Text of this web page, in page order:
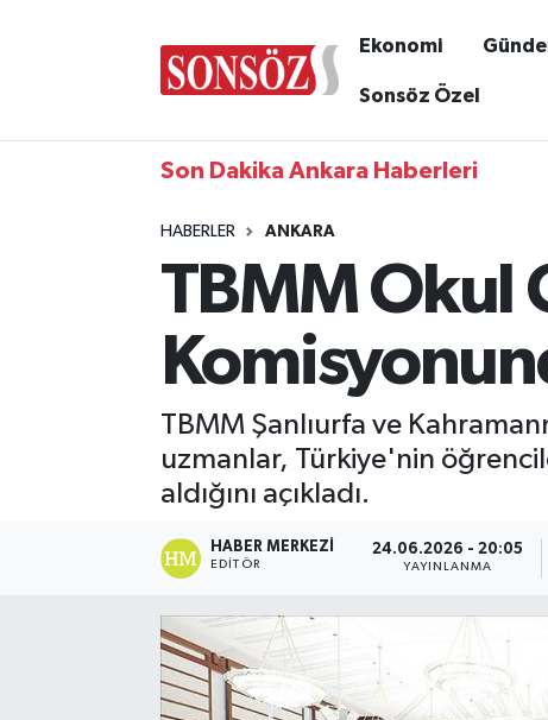
Ekonomi
Sonsöz Özel
Son Dakika Ankara Haberleri
HABERLER ANKARA
TBMM Okul
TBMM Şanlıurfa ve
uzmanlar, Türkiye'nin
aldığını açıkladı.
HABER MERKEZI
EDITÖR
24.06.2026 - 20:05
YAYINLANMA